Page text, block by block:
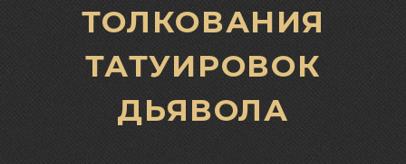
ТОЛКОВАНИЯ
ТАТУИРОВОК
ДЬЯВОЛА